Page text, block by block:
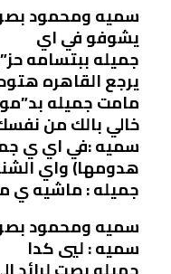
سميه ومحمود
يشوفو في اي
جميله ببتسامه
يرجع القاهره
مامت جميله
خالي بالك من
سميه :في اي ي
هدومها) واي
جميله : ماشيه ي
سميه ومحمود
سميه : ليي كدا